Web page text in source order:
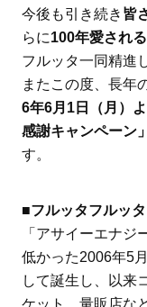
今後も引き続き 皆
らに100年愛され
フルッタ一同精進
またこの度、長年
6年6月1日（月）
感謝キャンペーン
す。
■フルッタフルッ
「アサイーエナ
低かった2006年5
して誕生し、以来
ケット、量販店な